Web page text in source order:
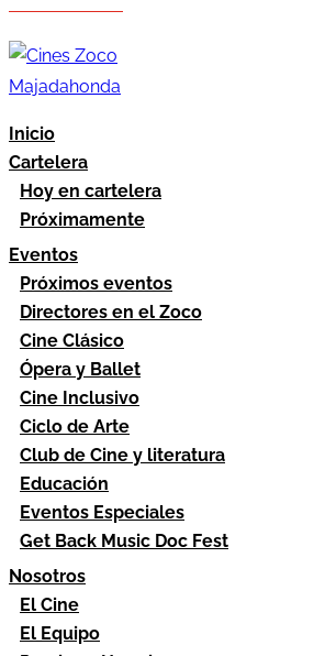
Inicio
Cartelera
Hoy en cartelera
Próximamente
Eventos
Próximos eventos
Directores en el Zoco
Cine Clásico
Ópera y Ballet
Cine Inclusivo
Ciclo de Arte
Club de Cine y literatura
Educación
Eventos Especiales
Get Back Music Doc Fest
Nosotros
El Cine
El Equipo